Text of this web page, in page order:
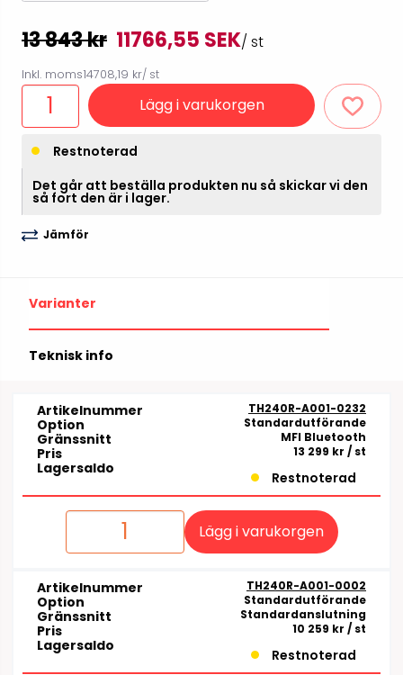
13 843 kr 11766,55 SEK/ st
Inkl. moms14708,19 kr/ st
Lägg i varukorgen
Restnoterad
Det går att beställa produkten nu så skickar vi den
så fort den är i lager.
Jämför
Varianter
Teknisk info
Artikelnummer TH240R-A001-0232
Option Standardutförande
Gränssnitt MFI Bluetooth
Pris 13 299 kr / st
Lagersaldo
Restnoterad
Lägg i varukorgen
Artikelnummer TH240R-A001-0002
Option Standardutförande
Gränssnitt Standardanslutning
Pris 10 259 kr / st
Lagersaldo
Restnoterad